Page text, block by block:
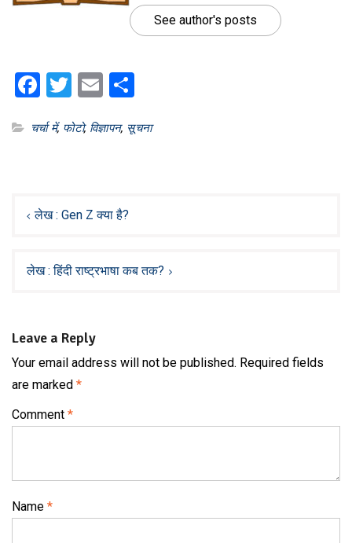
See author's posts
Facebook
Twitter
Email
चर्चा में, फोटो, विज्ञापन, सूचना
navigation
लेख : Gen Z क्या है?
लेख : हिंदी राष्ट्रभाषा कब तक?
Leave a Reply
Your email address will not be published. Required fields
are marked *
Comment *
Name *